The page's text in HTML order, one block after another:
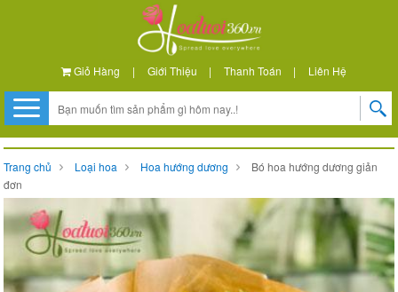
Giỏ Hàng | Giới Thiệu | Thanh Toán | Liên Hệ
Trang chủ Loại hoa Hoa hướng dương
Bó hoa hướng dương giản
đơn